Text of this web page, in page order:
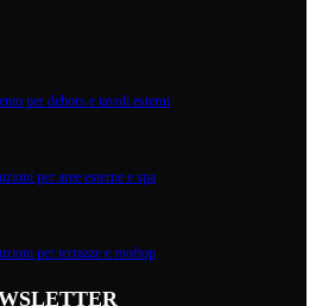
per dehors e tavoli esterni
per aree esterne e spa
per terrazze e rooftop